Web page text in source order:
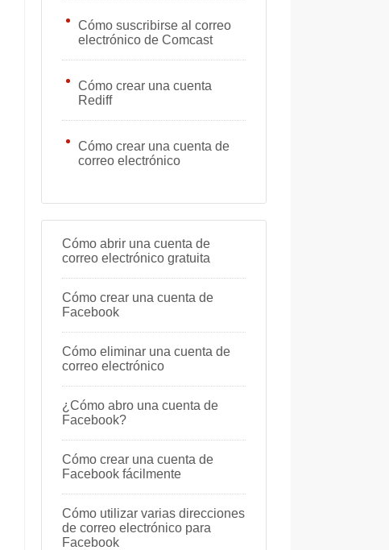
Cómo suscribirse al correo
electrónico de Comcast
Cómo crear una cuenta
Rediff
Cómo crear una cuenta de
correo electrónico
Cómo abrir una cuenta de
correo electrónico gratuita
Cómo crear una cuenta de
Facebook
Cómo eliminar una cuenta de
correo electrónico
¿Cómo abro una cuenta de
Facebook?
Cómo crear una cuenta de
Facebook fácilmente
Cómo utilizar varias direcciones
de correo electrónico para
Facebook